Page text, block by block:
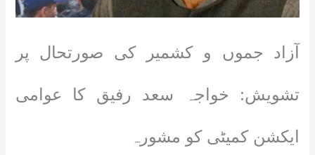
آزاد جموں و کشمیر کی صورتحال پر
تشویش: خواجہ سعد رفیق کا عوامی
ایکشن کمیٹی کو مشورہ